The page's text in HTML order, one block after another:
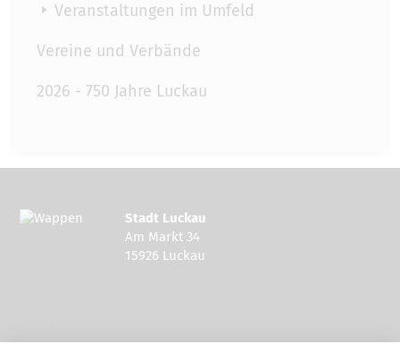
Veranstaltungen im Umfeld
Vereine und Verbände
2026 - 750 Jahre Luckau
Stadt Luckau
Am Markt 34
15926 Luckau